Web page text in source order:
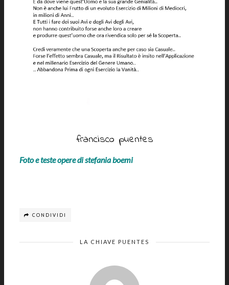
francisco puentes
Foto e teste opere di stefania boemi
CONDIVIDI
LA CHIAVE PUENTES